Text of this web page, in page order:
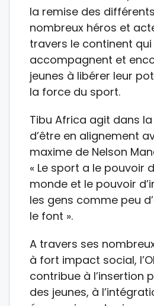
la remise des
nombreux héros et
travers le continent qui
accompagnent et
jeunes à libérer leur
la force du sport.
Tibu Africa agit dans
d’être en alignement
maxime de Nelson
« Le sport a le pouvoir
monde et le pouvoir
les gens comme peu
le font ».
A travers ses
à fort impact social,
contribue à l’insertion
des jeunes, à